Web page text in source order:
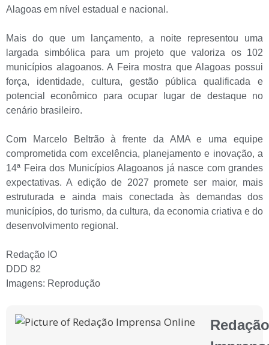
Alagoas em nível estadual e nacional.
Mais do que um lançamento, a noite representou uma
largada simbólica para um projeto que valoriza os 102
municípios alagoanos. A Feira mostra que Alagoas possui
força, identidade, cultura, gestão pública qualificada e
potencial econômico para ocupar lugar de destaque no
cenário brasileiro.
Com Marcelo Beltrão à frente da AMA e uma equipe
comprometida com excelência, planejamento e inovação, a
14ª Feira dos Municípios Alagoanos já nasce com grandes
expectativas. A edição de 2027 promete ser maior, mais
estruturada e ainda mais conectada às demandas dos
municípios, do turismo, da cultura, da economia criativa e do
desenvolvimento regional.
Redação IO
DDD 82
Imagens: Reprodução
Redação